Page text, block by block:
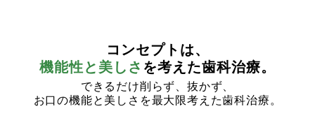
コンセプトは、
機能性と美しさ を考えた歯科治療。
できるだけ削らず、抜かず、
お口の機能と美しさを最大限考えた歯科治療。